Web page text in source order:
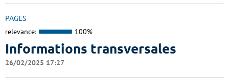
PAGES
relevance: 100%
Informations transversales
26/02/2025 17:27